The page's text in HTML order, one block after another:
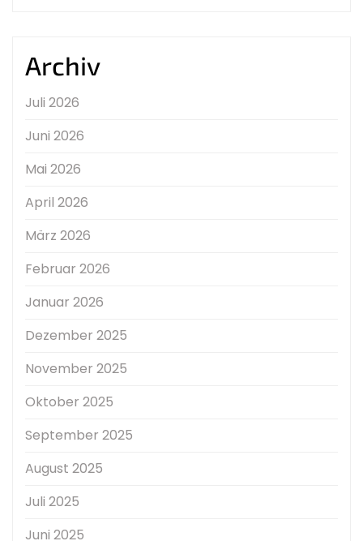
Archiv
Juli 2026
Juni 2026
Mai 2026
April 2026
März 2026
Februar 2026
Januar 2026
Dezember 2025
November 2025
Oktober 2025
September 2025
August 2025
Juli 2025
Juni 2025